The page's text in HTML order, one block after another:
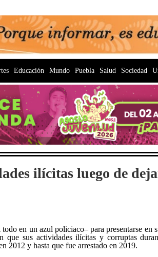
Educación Mundo Puebla Salud Sociedad
ilícitas luego de
en un azul policiaco– para presentarse en
que sus actividades ilícitas y corruptas
2012 y hasta que fue arrestado en 2019.